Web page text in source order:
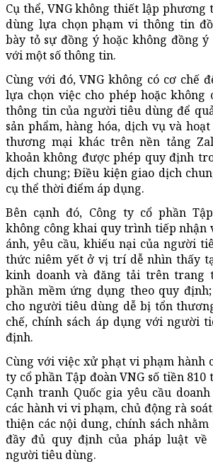
Cụ thể, VNG không thiết lập
dùng lựa chọn phạm vi thông tin
bày tỏ sự đồng ý hoặc không đồng
với một số thông tin.
Cùng với đó, VNG không có cơ chế
lựa chọn việc cho phép hoặc không
thông tin của người tiêu dùng để
sản phẩm, hàng hóa, dịch vụ và
thương mại khác trên nền tảng
khoản không được phép quy định
dịch chung; Điều kiện giao dịch
cụ thể thời điểm áp dụng.
Bên cạnh đó, Công ty cổ phần
không công khai quy trình tiếp nhận
ánh, yêu cầu, khiếu nại của người
thức niêm yết ở vị trí dễ nhìn thấy
kinh doanh và đăng tải trên trang
phần mềm ứng dụng theo quy
cho người tiêu dùng dễ bị tổn
chế, chính sách áp dụng với người
định.
Cùng với việc xử phạt vi phạm hành
ty cổ phần Tập đoàn VNG số tiền
Cạnh tranh Quốc gia yêu cầu
các hành vi vi phạm, chủ động rà
thiện các nội dung, chính sách
đầy đủ quy định của pháp luật về
người tiêu dùng.